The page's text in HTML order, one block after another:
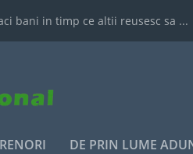
bani in timp ce altii reusesc sa ...
DE PRIN LUME